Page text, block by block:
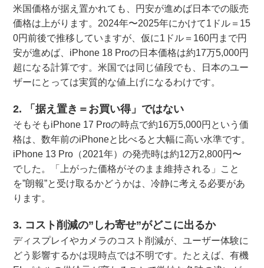
米国価格が据え置かれても、円安が進めば日本での販売
価格は上がります。2024年〜2025年にかけて1ドル＝15
0円前後で推移していますが、仮に1ドル＝160円まで円
安が進めば、iPhone 18 Proの日本価格は約17万5,000円
超になる計算です。米国では同じ値段でも、日本のユー
ザーにとっては実質的な値上げになるわけです。
2. 「据え置き＝お買い得」ではない
そもそもiPhone 17 Proの時点で約16万5,000円という価
格は、数年前のiPhoneと比べると大幅に高い水準です。
iPhone 13 Pro（2021年）の発売時は約12万2,800円〜
でした。「上がった価格がそのまま維持される」こと
を”朗報”と受け取るかどうかは、冷静に考える必要があ
ります。
3. コスト削減の”しわ寄せ”がどこに出るか
ディスプレイやカメラのコスト削減が、ユーザー体験に
どう影響するかは現時点では不明です。たとえば、有機